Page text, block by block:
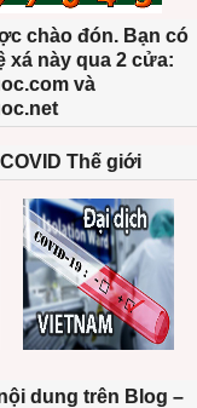
chào đón. Bạn có
xá này qua 2 cửa:
và
Thế giới
dung trên Blog –